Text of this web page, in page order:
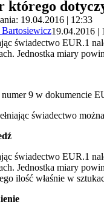
którego
19.04.2016 | 12:33
19.04.2016 |
świadectwo EUR.1
Jednostka miary
9 w dokumencie
świadectwo
świadectwo EUR.1
Jednostka miary
ilość właśnie w